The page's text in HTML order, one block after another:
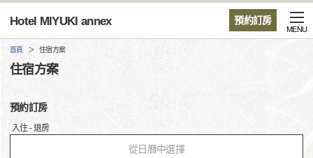
預約訂房
Hotel MIYUKI annex
MENU
首頁 住宿方案
住宿方案
預約訂房
入住 - 退房
從日曆中選擇